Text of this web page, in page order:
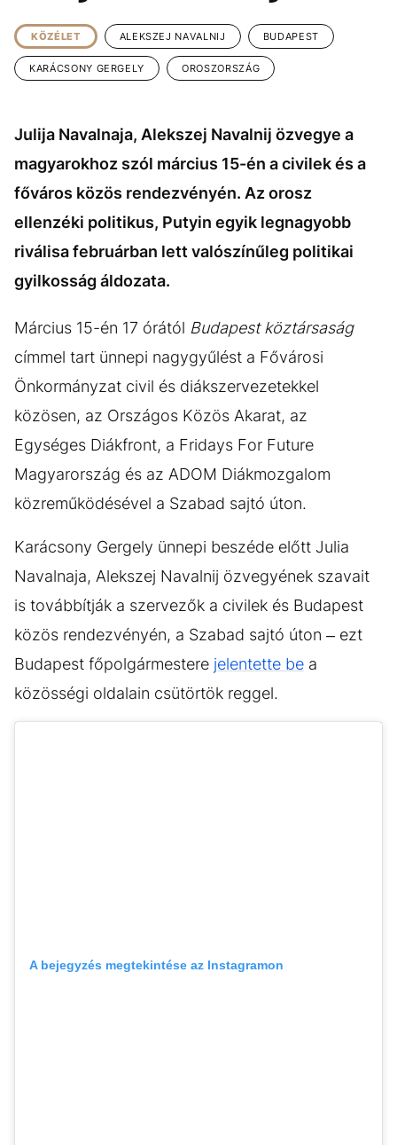
KÖZÉLET
ÉLETMÓD DESIGN
BESZÉLGETÉSEK ARCOK
KÖZÉLET ALEKSZEJ NAVALNIJ BUDAPEST
KARÁCSONY GERGELY OROSZORSZÁG
Julija Navalnaja, Alekszej Navalnij özvegye a
magyarokhoz szól március 15-én a civilek és a
főváros közös rendezvényén. Az orosz
ellenzéki politikus, Putyin egyik legnagyobb
riválisa februárban lett valószínűleg politikai
gyilkosság áldozata.
Március 15-én 17 órától Budapest köztársaság
címmel tart ünnepi nagygyűlést a Fővárosi
Önkormányzat civil és diákszervezetekkel
közösen, az Országos Közös Akarat, az
Egységes Diákfront, a Fridays For Future
Magyarország és az ADOM Diákmozgalom
közreműködésével a Szabad sajtó úton.
Karácsony Gergely ünnepi beszéde előtt Julia
Navalnaja, Alekszej Navalnij özvegyének szavait
is továbbítják a szervezők a civilek és Budapest
közös rendezvényén, a Szabad sajtó úton – ezt
Budapest főpolgármestere jelentette be a
közösségi oldalain csütörtök reggel.
A bejegyzés megtekintése az Instagramon